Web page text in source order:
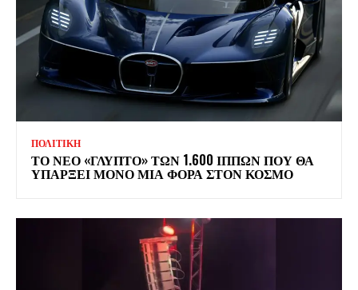
ΠΟΛΙΤΙΚΗ
ΤΟ ΝΕΟ «ΓΛΥΠΤΟ» ΤΩΝ 1.600 ΙΠΠΩΝ ΠΟΥ ΘΑ
ΥΠΑΡΞΕΙ ΜΟΝΟ ΜΙΑ ΦΟΡΑ ΣΤΟΝ ΚΟΣΜΟ